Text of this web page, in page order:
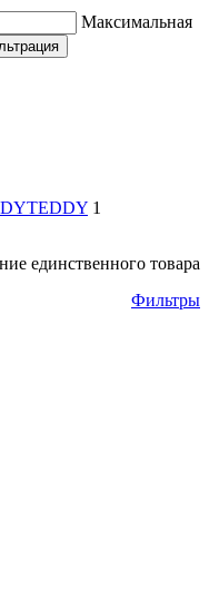
Максимальная
TEDDY 1
единственного товара
Фильтры